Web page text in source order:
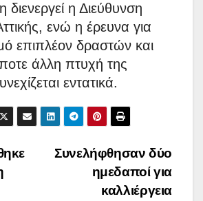
διενεργεί η Διεύθυνση
ενώ η έρευνα για
επιπλέον δραστών και
άλλη πτυχή της
εντατικά.
Συνελήφθησαν δύο
ημεδαποί για
καλλιέργεια